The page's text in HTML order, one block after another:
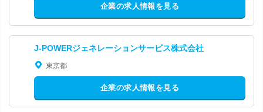
企業の求人情報を見る
J-POWERジェネレーションサービス株式会社
東京都
企業の求人情報を見る